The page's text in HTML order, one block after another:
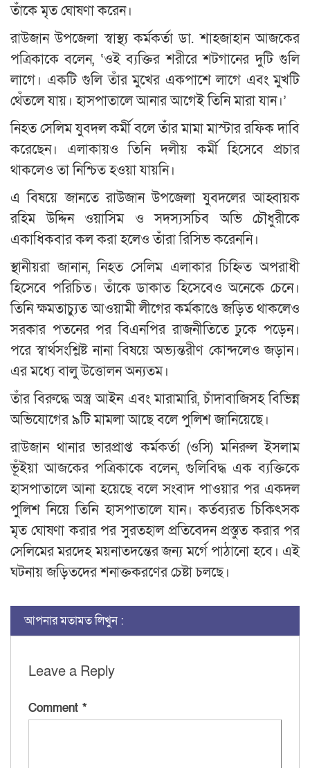
তাঁকে মৃত ঘোষণা করেন।
রাউজান উপজেলা স্বাস্থ্য কর্মকর্তা ডা. শাহজাহান আজকের
পত্রিকাকে বলেন, ‘ওই ব্যক্তির শরীরে শটগানের দুটি গুলি
লাগে। একটি গুলি তাঁর মুখের একপাশে লাগে এবং মুখটি
থেঁতলে যায়। হাসপাতালে আনার আগেই তিনি মারা যান।’
নিহত সেলিম যুবদল কর্মী বলে তাঁর মামা মাস্টার রফিক দাবি
করেছেন। এলাকায়ও তিনি দলীয় কর্মী হিসেবে প্রচার
থাকলেও তা নিশ্চিত হওয়া যায়নি।
এ বিষয়ে জানতে রাউজান উপজেলা যুবদলের আহ্বায়ক
রহিম উদ্দিন ওয়াসিম ও সদস্যসচিব অভি চৌধুরীকে
একাধিকবার কল করা হলেও তাঁরা রিসিভ করেননি।
স্থানীয়রা জানান, নিহত সেলিম এলাকার চিহ্নিত অপরাধী
হিসেবে পরিচিত। তাঁকে ডাকাত হিসেবেও অনেকে চেনে।
তিনি ক্ষমতাচ্যুত আওয়ামী লীগের কর্মকাণ্ডে জড়িত থাকলেও
সরকার পতনের পর বিএনপির রাজনীতিতে ঢুকে পড়েন।
পরে স্বার্থসংশ্লিষ্ট নানা বিষয়ে অভ্যন্তরীণ কোন্দলেও জড়ান।
এর মধ্যে বালু উত্তোলন অন্যতম।
তাঁর বিরুদ্ধে অস্ত্র আইন এবং মারামারি, চাঁদাবাজিসহ বিভিন্ন
অভিযোগের ৯টি মামলা আছে বলে পুলিশ জানিয়েছে।
রাউজান থানার ভারপ্রাপ্ত কর্মকর্তা (ওসি) মনিরুল ইসলাম
ভূঁইয়া আজকের পত্রিকাকে বলেন, গুলিবিদ্ধ এক ব্যক্তিকে
হাসপাতালে আনা হয়েছে বলে সংবাদ পাওয়ার পর একদল
পুলিশ নিয়ে তিনি হাসপাতালে যান। কর্তব্যরত চিকিৎসক
মৃত ঘোষণা করার পর সুরতহাল প্রতিবেদন প্রস্তুত করার পর
সেলিমের মরদেহ ময়নাতদন্তের জন্য মর্গে পাঠানো হবে। এই
ঘটনায় জড়িতদের শনাক্তকরণের চেষ্টা চলছে।
আপনার মতামত লিখুন :
Leave a Reply
Comment *